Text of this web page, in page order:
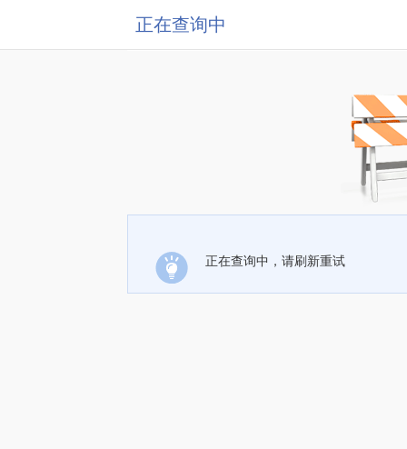
正在查询中
正在查询中，请刷新重试